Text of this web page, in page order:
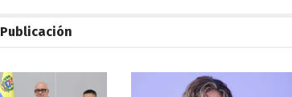
Publicación